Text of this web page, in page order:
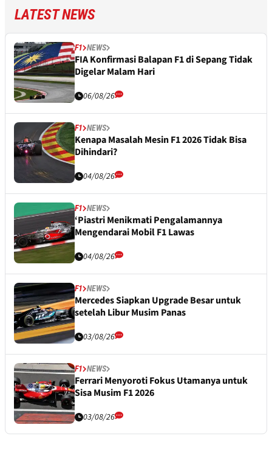
LATEST NEWS
F1 NEWS
FIA Konfirmasi Balapan F1 di Sepang Tidak
Digelar Malam Hari
06/08/26
F1 NEWS
Kenapa Masalah Mesin F1 2026 Tidak Bisa
Dihindari?
04/08/26
F1 NEWS
‘Piastri Menikmati Pengalamannya
Mengendarai Mobil F1 Lawas
04/08/26
F1 NEWS
Mercedes Siapkan Upgrade Besar untuk
setelah Libur Musim Panas
03/08/26
F1 NEWS
Ferrari Menyoroti Fokus Utamanya untuk
Sisa Musim F1 2026
03/08/26